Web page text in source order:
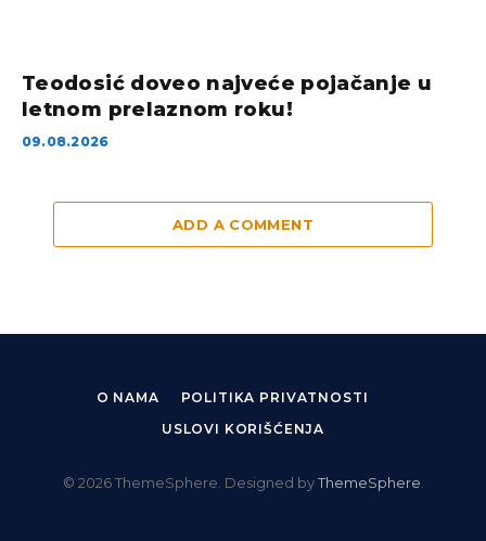
Teodosić doveo najveće pojačanje u
letnom prelaznom roku!
09.08.2026
ADD A COMMENT
O NAMA
POLITIKA PRIVATNOSTI
USLOVI KORIŠĆENJA
© 2026 ThemeSphere. Designed byThemeSphere